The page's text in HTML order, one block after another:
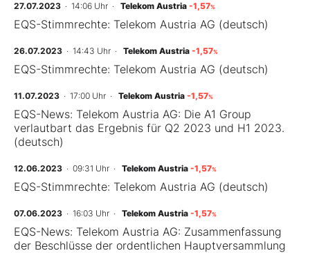
27.07.2023 · 14:06 Uhr · Telekom Austria -1,57%
EQS-Stimmrechte: Telekom Austria AG (deutsch)
26.07.2023 · 14:43 Uhr · Telekom Austria -1,57%
EQS-Stimmrechte: Telekom Austria AG (deutsch)
11.07.2023 · 17:00 Uhr · Telekom Austria -1,57%
EQS-News: Telekom Austria AG: Die A1 Group
verlautbart das Ergebnis für Q2 2023 und H1 2023.
(deutsch)
12.06.2023 · 09:31 Uhr · Telekom Austria -1,57%
EQS-Stimmrechte: Telekom Austria AG (deutsch)
07.06.2023 · 16:03 Uhr · Telekom Austria -1,57%
EQS-News: Telekom Austria AG: Zusammenfassung
der Beschlüsse der ordentlichen Hauptversammlung